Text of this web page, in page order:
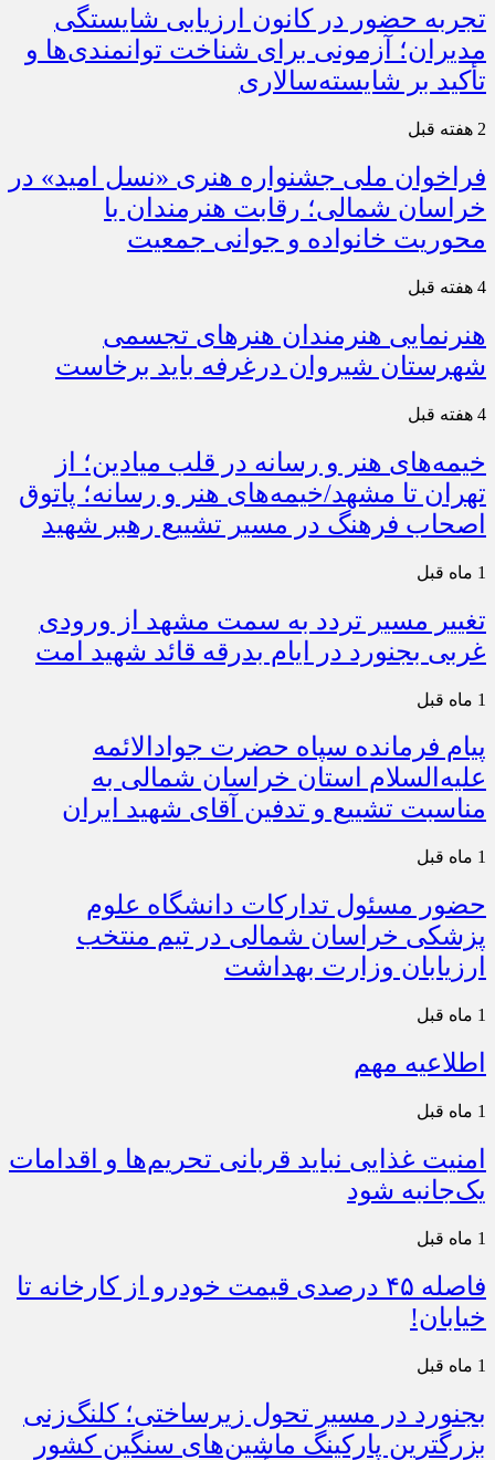
تجربه حضور در کانون ارزیابی شایستگی
مدیران؛ آزمونی برای شناخت توانمندی‌ها و
تأکید بر شایسته‌سالاری
2 هفته قبل
فراخوان ملی جشنواره هنری «نسل امید» در
خراسان شمالی؛ رقابت هنرمندان با
محوریت خانواده و جوانی جمعیت
4 هفته قبل
هنرنمایی هنرمندان هنرهای تجسمی
شهرستان شیروان درغرفه باید برخاست
4 هفته قبل
خیمه‌های هنر و رسانه در قلب میادین؛ از
تهران تا مشهد/خیمه‌های هنر و رسانه؛ پاتوق
اصحاب فرهنگ در مسیر تشییع رهبر شهید
1 ماه قبل
تغییر مسیر تردد به سمت مشهد از ورودی
غربی بجنورد در ایام بدرقه قائد شهید امت
1 ماه قبل
پیام فرمانده سپاه حضرت جوادالائمه
علیه‌السلام استان خراسان شمالی به
مناسبت تشییع و تدفین آقای شهید ایران
1 ماه قبل
حضور مسئول تدارکات دانشگاه علوم
پزشکی خراسان شمالی در تیم منتخب
ارزیابان وزارت بهداشت
1 ماه قبل
اطلاعیه مهم
1 ماه قبل
امنیت غذایی نباید قربانی تحریم‌ها و اقدامات
یک‌جانبه شود
1 ماه قبل
فاصله ۴۵ درصدی قیمت خودرو از کارخانه تا
خیابان!
1 ماه قبل
بجنورد در مسیر تحول زیرساختی؛ کلنگ‌زنی
بزرگترین پارکینگ ماشین‌های سنگین کشور